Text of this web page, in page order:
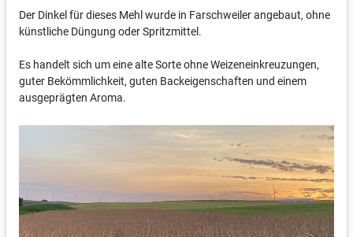
Der Dinkel für dieses Mehl wurde in Farschweiler angebaut, ohne
künstliche Düngung oder Spritzmittel.
Es handelt sich um eine alte Sorte ohne Weizeneinkreuzungen,
guter Bekömmlichkeit, guten Backeigenschaften und einem
ausgeprägten Aroma.